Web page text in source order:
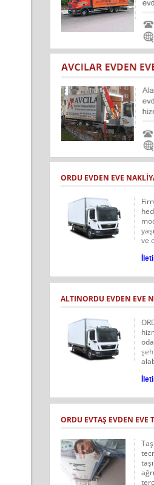
ORDU EVDEN EVE
ve
ALTINORDU EVDEN EVE
ORDU EVTAŞ EVDEN EVE